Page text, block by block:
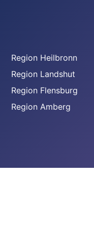
Region Heilbronn
Region Landshut
Region Flensburg
Region Amberg